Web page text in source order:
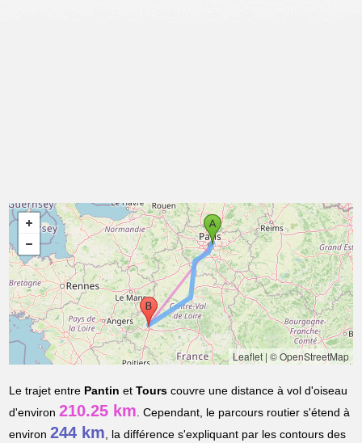
Leaflet| © OpenStreetMap
Le trajet entre Pantin etTours couvre une distance à vol d'oiseau
d'environ210.25 km. Cependant, le parcours routier s'étend à
environ244 km, la différence s'expliquant par les contours des